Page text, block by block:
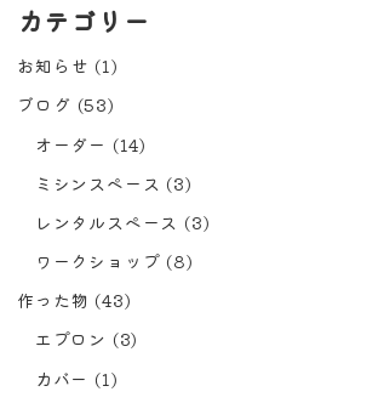
カテゴリー
お知らせ (1)
ブログ (53)
オーダー (14)
ミシンスペース (3)
レンタルスペース (3)
ワークショップ (8)
作った物 (43)
エプロン (3)
カバー (1)